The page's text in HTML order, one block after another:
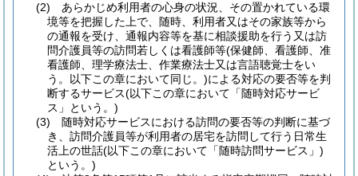
(2)
あらかじめ利用者の心身の状況、その置かれている環
境等を把握した上で、随時、利用者又はその家族等から
の通報を受け、通報内容等を基に相談援助を行う又は訪
問介護員等の訪問若しくは看護師等(保健師、看護師、准
看護師、理学療法士、作業療法士又は言語聴覚士をい
う。以下この章において同じ。)による対応の要否等を判
断するサービス(以下この章において「随時対応サービ
ス」という。)
(3)
随時対応サービスにおける訪問の要否等の判断に基づ
き、訪問介護員等が利用者の居宅を訪問して行う日常生
活上の世話(以下この章において「随時訪問サービス」)
という。)